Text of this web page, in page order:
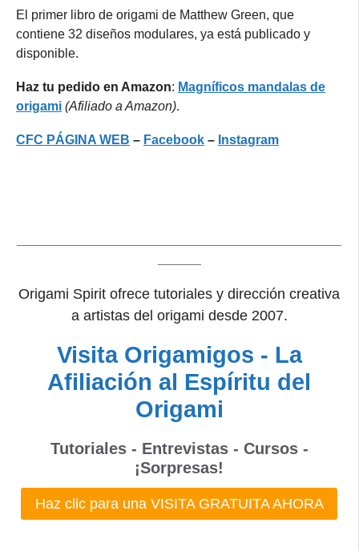
El primer libro de origami de Matthew Green, que
contiene 32 diseños modulares, ya está publicado y
disponible.
Haz tu pedido en Amazon: Magníficos mandalas de
origami (Afiliado a Amazon).
CFC PÁGINA WEB – Facebook – Instagram
Origami Spirit ofrece tutoriales y dirección creativa
a artistas del origami desde 2007.
Visita Origamigos - La
Afiliación al Espíritu del
Origami
Tutoriales - Entrevistas - Cursos -
¡Sorpresas!
Haz clic para una VISITA GRATUITA AHORA